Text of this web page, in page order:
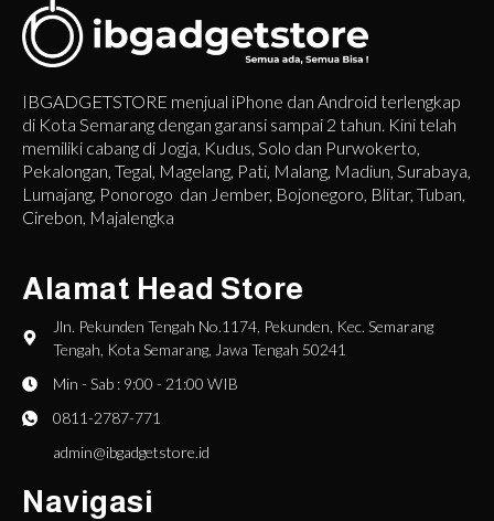
IBGADGETSTORE menjual iPhone dan Android terlengkap
di Kota Semarang dengan garansi sampai 2 tahun. Kini telah
memiliki cabang di Jogja, Kudus, Solo dan Purwokerto,
Pekalongan, Tegal, Magelang, Pati, Malang, Madiun, Surabaya,
Lumajang, Ponorogo dan Jember, Bojonegoro, Blitar, Tuban,
Cirebon, Majalengka
Alamat Head Store
Jln. Pekunden Tengah No.1174, Pekunden, Kec. Semarang
Tengah, Kota Semarang, Jawa Tengah 50241
Min - Sab : 9:00 - 21:00 WIB
0811-2787-771
admin@ibgadgetstore.id
Navigasi